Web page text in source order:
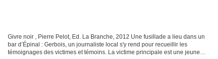
Givre noir , Pierre Pelot, Ed. La Branche, 2012 Une fusillade a lieu dans un
bar d’Épinal : Gerbois, un journaliste local s'y rend pour recueillir les
témoignages des victimes et témoins. La victime principale est une jeune